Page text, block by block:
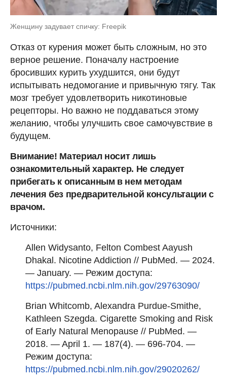
Женщину задувает спичку: Freepik
Отказ от курения может быть сложным, но это
верное решение. Поначалу настроение
бросивших курить ухудшится, они будут
испытывать недомогание и привычную тягу. Так
мозг требует удовлетворить никотиновые
рецепторы. Но важно не поддаваться этому
желанию, чтобы улучшить свое самочувствие в
будущем.
Внимание! Материал носит лишь
ознакомительный характер. Не следует
прибегать к описанным в нем методам
лечения без предварительной консультации с
врачом.
Источники:
Allen Widysanto, Felton Combest Aayush
Dhakal. Nicotine Addiction // PubMed. — 2024.
— January. — Режим доступа:
https://pubmed.ncbi.nlm.nih.gov/29763090/
Brian Whitcomb, Alexandra Purdue-Smithe,
Kathleen Szegda. Cigarette Smoking and Risk
of Early Natural Menopause // PubMed. —
2018. — April 1. — 187(4). — 696-704. —
Режим доступа:
https://pubmed.ncbi.nlm.nih.gov/29020262/